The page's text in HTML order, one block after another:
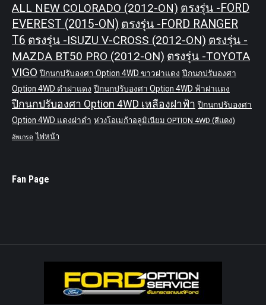
ALL NEW COLORADO (2012-ON) ตรงรุ่น -FORD
EVEREST (2015-ON) ตรงรุ่น -FORD RANGER
T6 ตรงรุ่น -ISUZU V-CROSS (2012-ON) ตรงรุ่น -
MAZDA BT50 PRO (2012-ON) ตรงรุ่น -TOYOTA
VIGO ปีกนกปรับองศา Option 4WD ขาวฝาแดง ปีกนกปรับองศา
Option 4WD ดำฝาแดง ปีกนกปรับองศา Option 4WD ฟ้าฝาแดง
ปีกนกปรับองศา Option 4WD เหลืองฝาฟ้า ปีกนกปรับองศา
Option 4WD แดงฝาดำ ห่วงโอเมก้าอลูมิเนียม OPTION 4WD (สีแดง)
อัพเกรด ไฟหน้า
Fan Page